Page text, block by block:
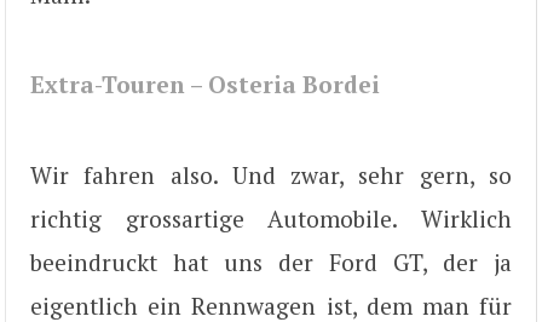
Extra-Touren – Osteria Bordei
Wir fahren also. Und zwar, sehr gern, so
richtig grossartige Automobile. Wirklich
beeindruckt hat uns der Ford GT, der ja
eigentlich ein Rennwagen ist, dem man für